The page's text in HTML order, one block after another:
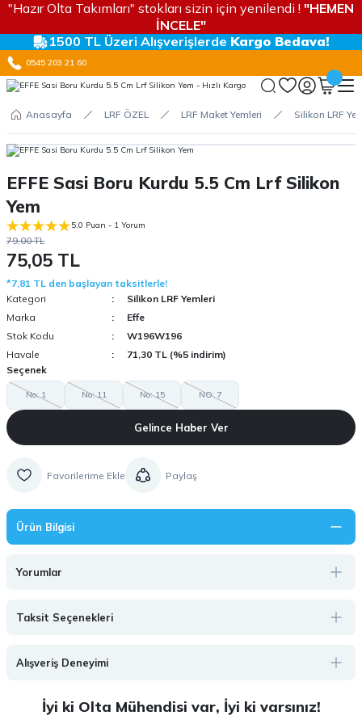
"Hazır Olta Takımları" stokları sizin için yenilendi ! "HEMEN
İNCELE"
1500 TL Üzeri Alışverişlerde Kargo Bedava!
0545 203 21 60
Anasayfa LRF ÖZEL LRF Maket Yemleri Silikon LRF
EFFE Sasi Boru Kurdu 5.5 Cm Lrf Silikon
Yem
5.0 Puan - 1 Yorum
79,00 TL
75,05 TL
*7,81 TL den başlayan taksitlerle!
Kategori
Silikon LRF Yemleri
Marka
Effe
Stok Kodu
W196W196
Havale
71,30 TL (%5 indirim)
Seçenek
No: 1 No: 11 No: 15 NO: 7
Gelince Haber Ver
Paylaş
Ürün Bilgisi
Yorumlar
Taksit Seçenekleri
Alışveriş Deneyimi
İyi ki Olta Mühendisi var, İyi ki varsınız!